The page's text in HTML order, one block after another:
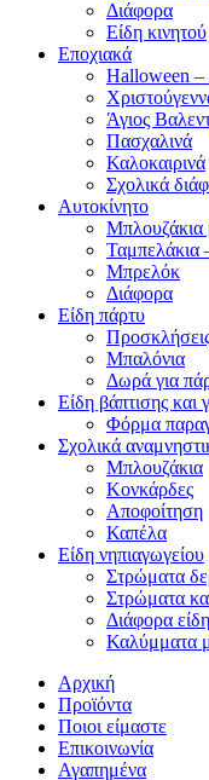
Διάφορα
Είδη κινητού
Εποχιακά
Halloween –
Άγιος
Πασχαλινά
Καλοκαιρινά
Σχολικά
Αυτοκίνητο
Μπλουζάκια
Ταμπελάκια
Μπρελόκ
Διάφορα
Είδη πάρτυ
Μπαλόνια
Δωρά για
Είδη βάπτισης και
Φόρμα
Σχολικά
Μπλουζάκια
Κονκάρδες
Αποφοίτηση
Καπέλα
Είδη νηπιαγωγείου
Στρώματα
Στρώματα
Διάφορα
Καλύμματα
Αρχική
Προϊόντα
Ποιοι είμαστε
Επικοινωνία
Αγαπημένα